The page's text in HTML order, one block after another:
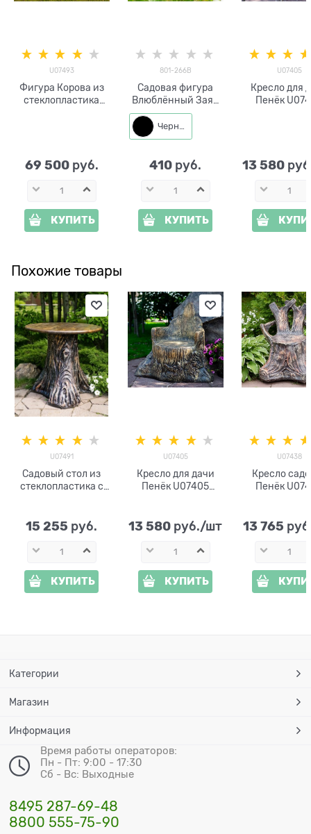
U07493
Фигура Корова из
стеклопластика
69 500 руб.
КУПИТЬ
801-266B
Садовая фигура
Влюблённый Заяц
801-266 металл
h=38 см
Черный
410 руб.
КУПИТЬ
U07405
Кресло для
Пенёк
13 580
Похожие товары
U07491
Садовый стол из
стеклопластика с
15 255 руб.
КУПИТЬ
U07405
Кресло для дачи
Пенёк U07405
13 580 руб./шт
КУПИТЬ
U07438
Кресло
Пенёк
13 765
Категории
Магазин
Информация
Время работы операторов:
Пн - Пт: 9:00 - 17:30
Сб - Вс: Выходные
8495 287-69-48
8800 555-75-90